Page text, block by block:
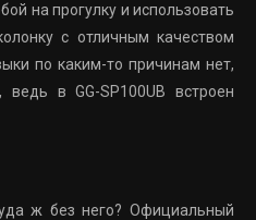
на прогулку и использовать
с отличным качеством
по каким-то причинам нет,
в GG-SP100UB встроен
ж без него? Официальный